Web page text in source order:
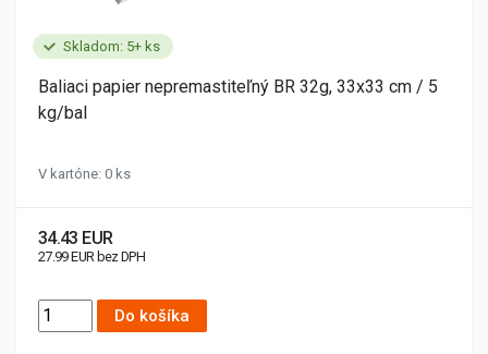
Skladom: 5+ ks
Baliaci papier nepremastiteľný BR 32g, 33x33 cm / 5
kg/bal
V kartóne: 0 ks
34.43 EUR
27.99 EUR bez DPH
Do košíka